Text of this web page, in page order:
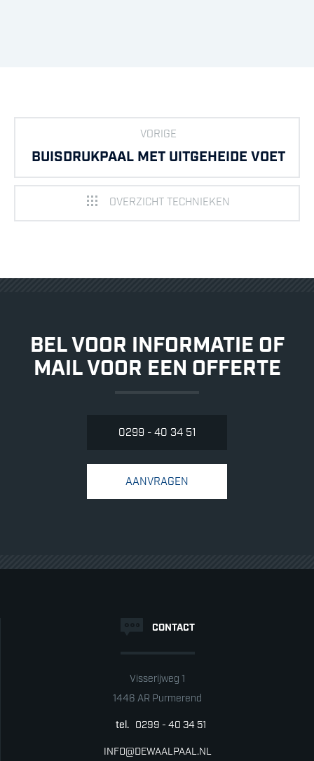
VORIGE
BUISDRUKPAAL MET UITGEHEIDE VOET
OVERZICHT TECHNIEKEN
BEL VOOR INFORMATIE OF
MAIL VOOR EEN OFFERTE
0299 - 40 34 51
AANVRAGEN
CONTACT
Visserijweg 1
1446 AR Purmerend
tel. 0299 - 40 34 51
INFO@DEWAALPAAL.NL